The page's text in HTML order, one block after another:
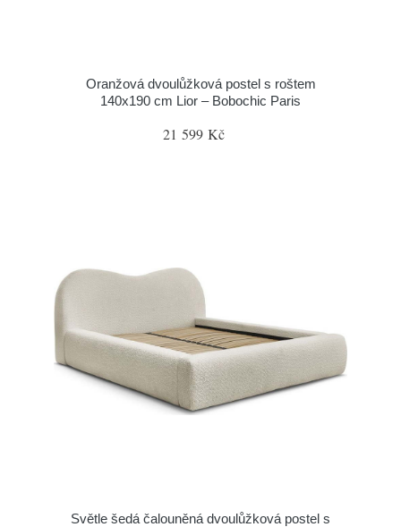
Oranžová dvoulůžková postel s roštem
140x190 cm Lior – Bobochic Paris
21 599 Kč
Světle šedá čalouněná dvoulůžková postel s